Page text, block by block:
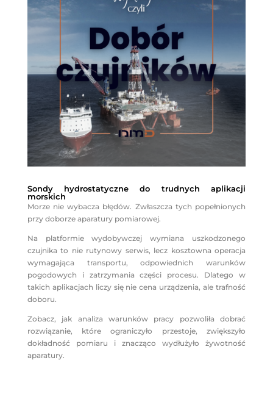
Sondy hydrostatyczne do trudnych aplikacji
morskich
Morze nie wybacza błędów. Zwłaszcza tych popełnionych
przy doborze aparatury pomiarowej.
Na platformie wydobywczej wymiana uszkodzonego
czujnika to nie rutynowy serwis, lecz kosztowna operacja
wymagająca transportu, odpowiednich warunków
pogodowych i zatrzymania części procesu. Dlatego w
takich aplikacjach liczy się nie cena urządzenia, ale trafność
doboru.
Zobacz, jak analiza warunków pracy pozwoliła dobrać
rozwiązanie, które ograniczyło przestoje, zwiększyło
dokładność pomiaru i znacząco wydłużyło żywotność
aparatury.